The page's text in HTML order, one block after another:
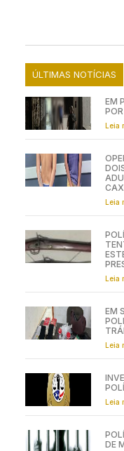
ÚLTIMAS NOTÍCIAS
EM
Leia
Leia
Leia
EM
Leia
Leia
DE